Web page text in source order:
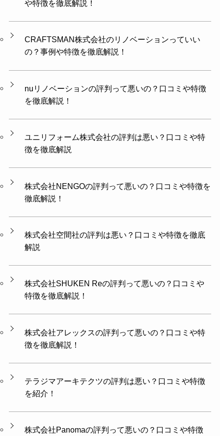
や特徴を徹底解説！
CRAFTSMAN株式会社のリノベーションっていい
の？事例や特徴を徹底解説！
nuリノベーションの評判って悪いの？口コミや特徴
を徹底解説！
ユニリフォーム株式会社の評判は悪い？口コミや特
徴を徹底解説
株式会社NENGOの評判って悪いの？口コミや特徴を
徹底解説！
株式会社空間社の評判は悪い？口コミや特徴を徹底
解説
株式会社SHUKEN Reの評判って悪いの？口コミや
特徴を徹底解説！
株式会社アレックスの評判って悪いの？口コミや特
徴を徹底解説！
テラジマアーキテクツの評判は悪い？口コミや特徴
を紹介！
株式会社Panomaの評判って悪いの？口コミや特徴